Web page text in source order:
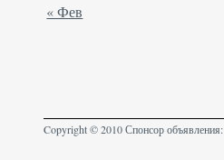
« Фев
Copyright © 2010 Спонсор объявления: